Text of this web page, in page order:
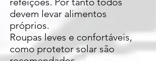
devem levar alimentos
próprios.
Roupas leves e confortáveis,
como protetor solar são